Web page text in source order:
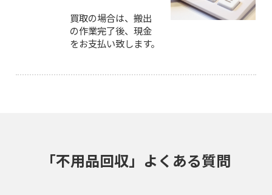
買取の場合は、搬出
の作業完了後、現金
をお支払い致します。
「不用品回収」よくある質問